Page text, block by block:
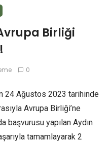
Birliği
0
24 Ağustos 2023 tarihinde
Avrupa Birliği’ne
başvurusu yapılan Aydın
tamamlayarak 2